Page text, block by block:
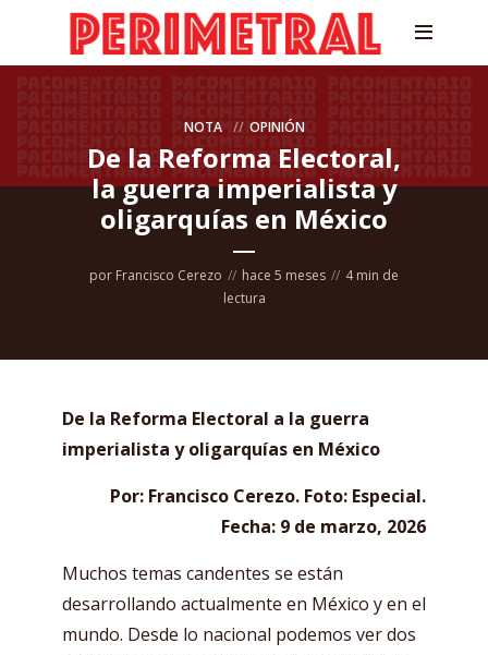
NOTA OPINIÓN
De la Reforma Electoral,
la guerra imperialista y
oligarquías en México
por Francisco Cerezo hace 5 meses
4 min de
lectura
De la Reforma Electoral a la guerra
imperialista y oligarquías en México
Por: Francisco Cerezo. Foto: Especial.
Fecha: 9 de marzo, 2026
Muchos temas candentes se están
desarrollando actualmente en México y en el
mundo. Desde lo nacional podemos ver dos